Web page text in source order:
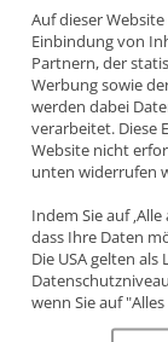
Audi / Seat /
APP, ARY, AUQ)
Information:
Wiseco
Auf dieser
Einbindung von
Partnern, der
Werbung sowie
werden dabei
verarbeitet. Diese
Website nicht
unten widerrufen
Indem Sie auf
dass Ihre Daten
Die USA gelten
wenn Sie auf